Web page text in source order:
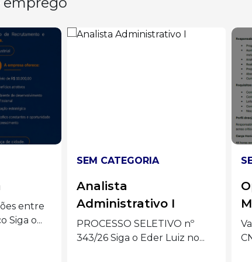
I
nº
SEM CATEGORIA
Operador de
Máquinas CNC
Vaga: Operador de Máquinas
CNC Local: Luzerna – SC...
–